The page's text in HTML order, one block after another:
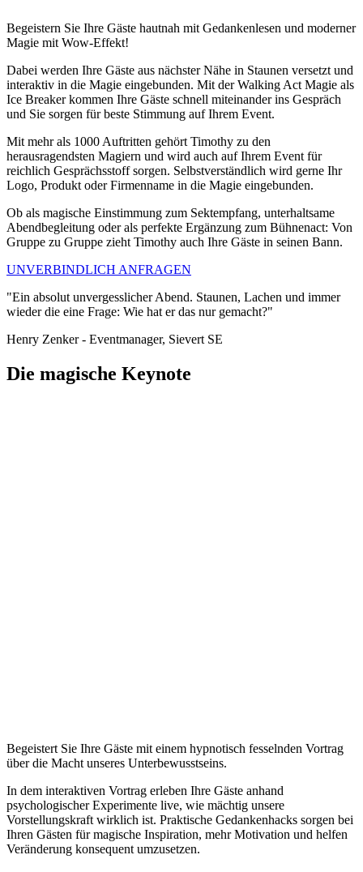
Begeistern Sie Ihre Gäste hautnah mit Gedankenlesen und moderner
Magie mit Wow-Effekt!
Dabei werden Ihre Gäste aus nächster Nähe in Staunen versetzt und
interaktiv in die Magie eingebunden. Mit der Walking Act Magie als
Ice Breaker kommen Ihre Gäste schnell miteinander ins Gespräch
und Sie sorgen für beste Stimmung auf Ihrem Event.
Mit mehr als 1000 Auftritten gehört Timothy zu den
herausragendsten Magiern und wird auch auf Ihrem Event für
reichlich Gesprächsstoff sorgen. Selbstverständlich wird gerne Ihr
Logo, Produkt oder Firmenname in die Magie eingebunden.
Ob als magische Einstimmung zum Sektempfang, unterhaltsame
Abendbegleitung oder als perfekte Ergänzung zum Bühnenact: Von
Gruppe zu Gruppe zieht Timothy auch Ihre Gäste in seinen Bann.
UNVERBINDLICH ANFRAGEN
"Ein absolut unvergesslicher Abend. Staunen, Lachen und immer
wieder die eine Frage: Wie hat er das nur gemacht?"
Henry Zenker - Eventmanager, Sievert SE
Die magische Keynote
Begeistert Sie Ihre Gäste mit einem hypnotisch fesselnden Vortrag
über die Macht unseres Unterbewusstseins.
In dem interaktiven Vortrag erleben Ihre Gäste anhand
psychologischer Experimente live, wie mächtig unsere
Vorstellungskraft wirklich ist. Praktische Gedankenhacks sorgen bei
Ihren Gästen für magische Inspiration, mehr Motivation und helfen
Veränderung konsequent umzusetzen.